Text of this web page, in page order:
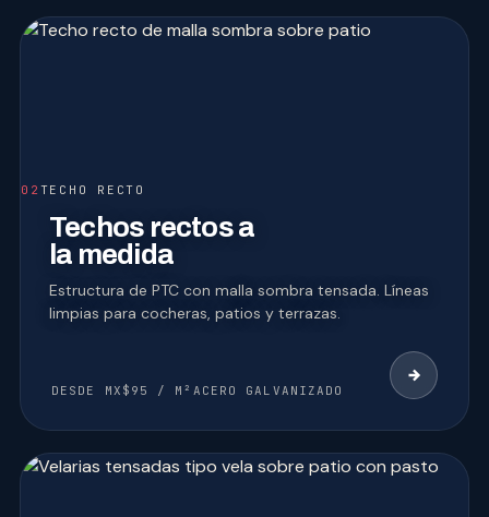
02 TECHO RECTO
Techos rectos a
la medida
Estructura de PTC con malla sombra tensada. Líneas
limpias para cocheras, patios y terrazas.
DESDE MX$95 / M² ACERO GALVANIZADO